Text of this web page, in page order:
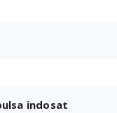
indosat